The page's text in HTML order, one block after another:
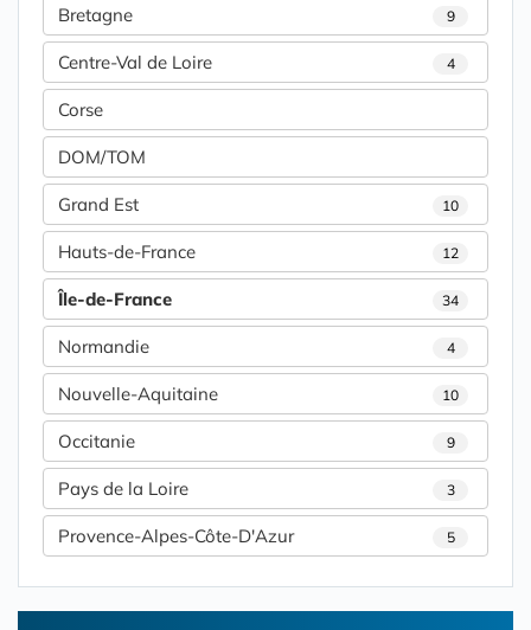
Bretagne 9
Centre-Val de Loire 4
Corse
DOM/TOM
Grand Est 10
Hauts-de-France 12
Île-de-France 34
Normandie 4
Nouvelle-Aquitaine 10
Occitanie 9
Pays de la Loire 3
Provence-Alpes-Côte-D'Azur 5